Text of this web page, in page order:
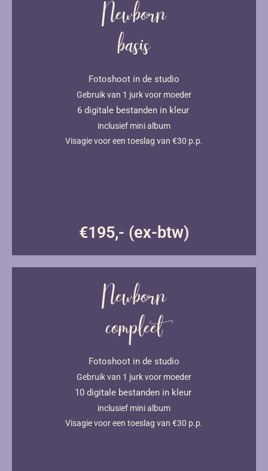
Newborn
basis
Fotoshoot in de studio
Gebruik van 1 jurk voor moeder
6 digitale bestanden in kleur
inclusief mini album
Visagie voor een toeslag van €30 p.p.
€195,- (ex-btw)
Newborn
compleet
Fotoshoot in de studio
Gebruik van 1 jurk voor moeder
10 digitale bestanden in kleur
inclusief mini album
Visagie voor een toeslag van €30 p.p.